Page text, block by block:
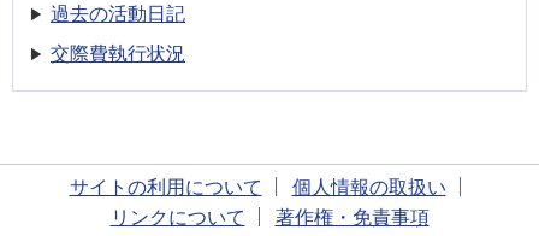
過去の活動日記
交際費執行状況
サイトの利用について
個人情報の取扱い
リンクについて
著作権・免責事項